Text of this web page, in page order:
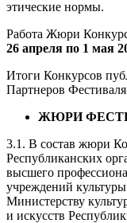
этические нормы.
Работа Жюри
26 апреля по 1 мая
Итоги Конкурсов
Партнеров
ЖЮРИ
3.1. В состав жюри
Республиканских
высшего
учреждений
Министерству
и искусств